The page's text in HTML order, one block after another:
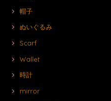
帽子
ぬいぐるみ
Scarf
Wallet
時計
mirror